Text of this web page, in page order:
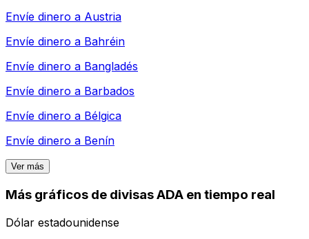
Envíe dinero a Austria
Envíe dinero a Bahréin
Envíe dinero a Bangladés
Envíe dinero a Barbados
Envíe dinero a Bélgica
Envíe dinero a Benín
Ver más
Más gráficos de divisas ADA en tiempo real
Dólar estadounidense